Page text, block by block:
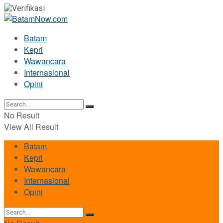
Batam
Kepri
Wawancara
Internasional
Opini
No Result
View All Result
Batam
Kepri
Wawancara
Internasional
Opini